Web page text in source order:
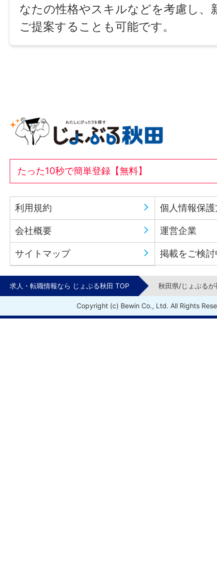
なたの性格やスキルなどを考慮し、
ご提案することも可能です。
たった10秒で簡単登録【無料】
利用規約 個人情報保
会社概要 運営企業
サイトマップ 掲載をご検
求人・転職情報なら じょぶる秋田 TOP 秋田県/じょぶる
Copyright (c) Bewin Co., Ltd. All Rights